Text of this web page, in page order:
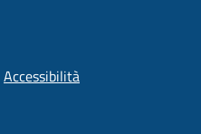
Accessibilità